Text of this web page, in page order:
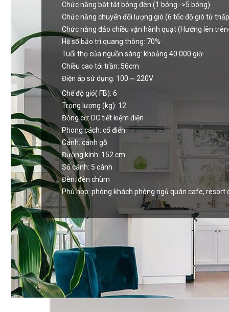
Chức năng bật tắt bóng đèn (1 bóng ->5 bóng)·
Chức năng chuyển đổi lượng gió (6 tốc độ gió từ
Chức năng đảo chiều vận hành quạt (Hướng lên
Hệ số bảo trì quang thông: 70%·
Tuổi thọ của nguồn sáng: khoảng 40.000 giờ·
Chiều cao tới trần: 56cm
Điện áp sử dụng: 100 ~ 220V
Chế độ gió( FB): 6
Trọng lượng (kg): 12
Động cơ: DC tiết kiệm điện
Phong cách: cổ điển
Cánh: cánh gỗ
Đường kính: 152 cm
Số cánh: 5 cánh
Đèn:đèn chùm
Phù hợp: phòng khách phòng ngủ quán cafe, resort